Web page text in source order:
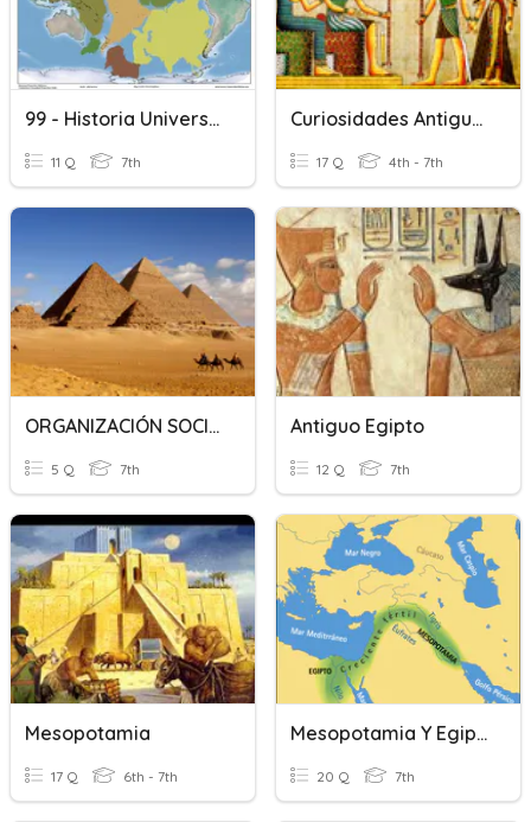
99 - Historia Universal
11 Q 7th
Curiosidades Antiguo Egipto
17 Q 4th - 7th
ORGANIZACIÓN SOCIAL Y POLÍTICA DEL ANTIGUO EGIPTO
5 Q 7th
Antiguo Egipto
12 Q 7th
Mesopotamia
17 Q 6th - 7th
Mesopotamia Y Egipto
20 Q 7th